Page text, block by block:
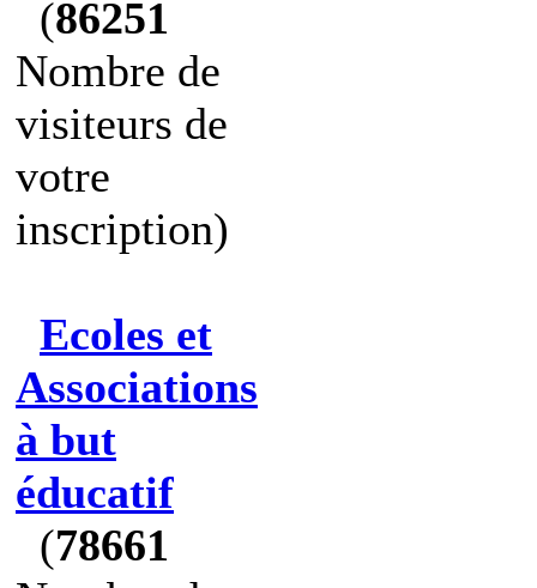
(86251
Nombre de
visiteurs de
votre
inscription)
Ecoles et
Associations
à but
éducatif
(78661